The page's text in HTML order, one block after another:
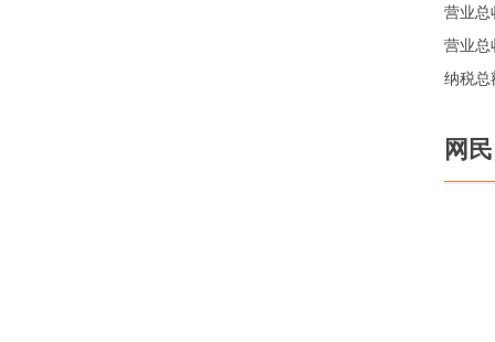
营业总
营业总
纳税总
网